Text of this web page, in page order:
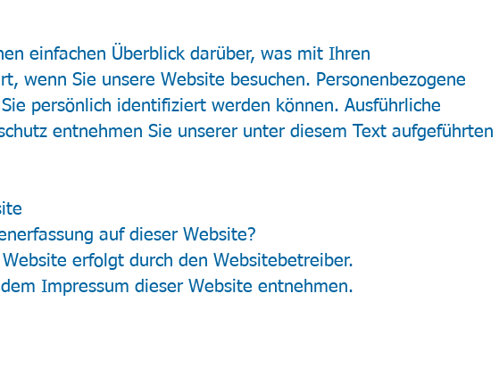
einfachen Überblick darüber, was mit Ihren
wenn Sie unsere Website besuchen. Personenbezogene
persönlich identifiziert werden können. Ausführliche
entnehmen Sie unserer unter diesem Text aufgeführten
auf dieser Website?
erfolgt durch den Websitebetreiber.
Impressum dieser Website entnehmen.